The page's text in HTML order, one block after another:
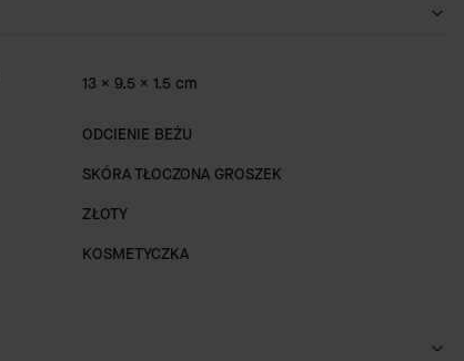
13 x 9.5 x 1.5 cm
ODCIENIE BEŻU
SKÓRA TŁOCZONA GROSZEK
ZŁOTY
KOSMETYCZKA